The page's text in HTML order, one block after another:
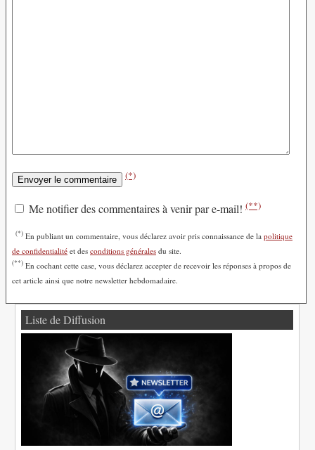
(*)
Me notifier des commentaires à venir par e-mail! (**)
(*) En publiant un commentaire, vous déclarez avoir pris connaissance de la politique
de confidentialité et des conditions générales du site.
(**) En cochant cette case, vous déclarez accepter de recevoir les réponses à propos de
cet article ainsi que notre newsletter hebdomadaire.
Liste de Diffusion